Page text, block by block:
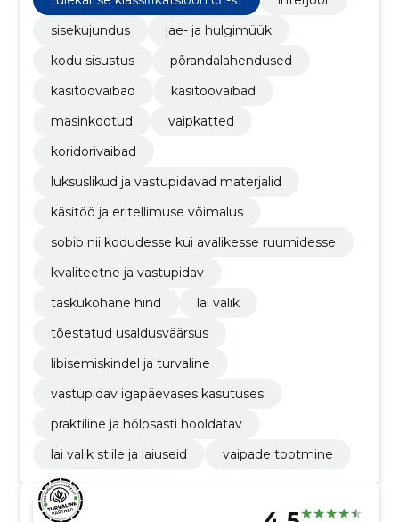
sisekujundus
jae- ja hulgimüük
kodu sisustus
põrandalahendused
käsitöövaibad
käsitöövaibad
masinkootud
vaipkatted
koridorivaibad
luksuslikud ja vastupidavad materjalid
käsitöö ja eritellimuse võimalus
sobib nii kodudesse kui avalikesse ruumidesse
kvaliteetne ja vastupidav
taskukohane hind
lai valik
tõestatud usaldusväärsus
libisemiskindel ja turvaline
vastupidav igapäevases kasutuses
praktiline ja hõlpsasti hooldatav
lai valik stiile ja laiuseid
vaipade tootmine